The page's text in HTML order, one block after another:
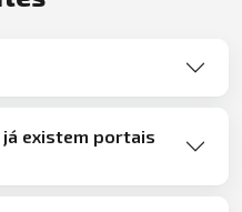
já existem portais